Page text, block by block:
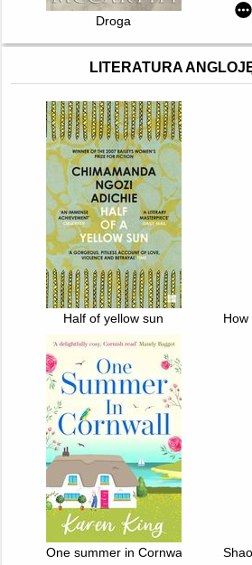
Droga
LITERATURA
Half of yellow sun How
One summer in Cornwall